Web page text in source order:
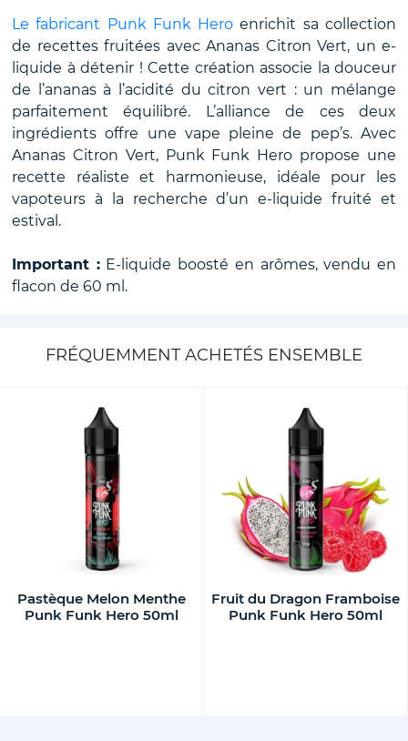
Le fabricant Punk Funk Hero enrichit sa collection
de recettes fruitées avec Ananas Citron Vert, un e-
liquide à détenir ! Cette création associe la douceur
de l’ananas à l’acidité du citron vert : un mélange
parfaitement équilibré. L’alliance de ces deux
ingrédients offre une vape pleine de pep’s. Avec
Ananas Citron Vert, Punk Funk Hero propose une
recette réaliste et harmonieuse, idéale pour les
vapoteurs à la recherche d’un e-liquide fruité et
estival.
Important :E-liquide boosté en arômes, vendu en
flacon de 60 ml.
FRÉQUEMMENT ACHETÉS ENSEMBLE
Pastèque Melon Menthe
Punk Funk Hero 50ml
Fruit du Dragon Framboise
Punk Funk Hero 50ml